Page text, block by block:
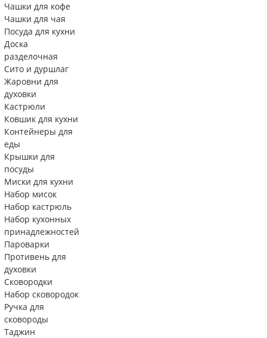
Чашки для кофе
Чашки для чая
Посуда для кухни
Доска
разделочная
Сито и дуршлаг
Жаровни для
духовки
Кастрюли
Ковшик для кухни
Контейнеры для
еды
Крышки для
посуды
Миски для кухни
Набор мисок
Набор кастрюль
Набор кухонных
принадлежностей
Пароварки
Противень для
духовки
Сковородки
Набор сковородок
Ручка для
сковороды
Таджин